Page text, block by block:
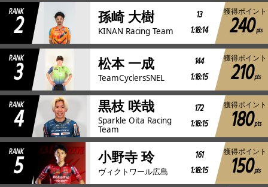
RANK
2 孫崎 大樹
KINAN Racing Team
13
1:18:14
獲得ポイント
240 pts
RANK
3 松本 一成
TeamCyclersSNEL
144
1:18:15
獲得ポイント
210pts
RANK
4 黒枝 咲哉
Sparkle Oita Racing
Team
172
1:18:15
獲得ポイント
180pts
RANK
5 小野寺 玲
ヴィクトワール広島
161
1:18:15
獲得ポイント
150pts